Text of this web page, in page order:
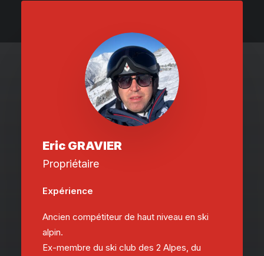
Eric GRAVIER
Propriétaire
Expérience
Ancien compétiteur de haut niveau en ski
alpin.
Ex-membre du ski club des 2 Alpes, du